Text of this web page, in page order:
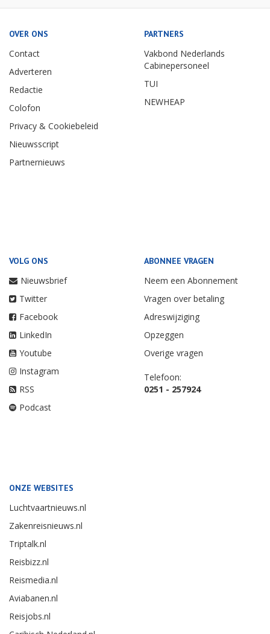
OVER ONS
Contact
Adverteren
Redactie
Colofon
Privacy & Cookiebeleid
Nieuwsscript
Partnernieuws
PARTNERS
Vakbond Nederlands
Cabinepersoneel
TUI
NEWHEAP
VOLG ONS
Nieuwsbrief
Twitter
Facebook
LinkedIn
Youtube
Instagram
RSS
Podcast
ABONNEE VRAGEN
Neem een Abonnement
Vragen over betaling
Adreswijziging
Opzeggen
Overige vragen
Telefoon:
0251 - 257924
ONZE WEBSITES
Luchtvaartnieuws.nl
Zakenreisnieuws.nl
Triptalk.nl
Reisbizz.nl
Reismedia.nl
Aviabanen.nl
Reisjobs.nl